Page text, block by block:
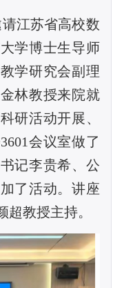
请江苏省高校数
学博士生导师
学研究会副理
林教授来院就
研活动开展、
3601会议室做了
记李贵希、公
了活动。讲座
教授主持。